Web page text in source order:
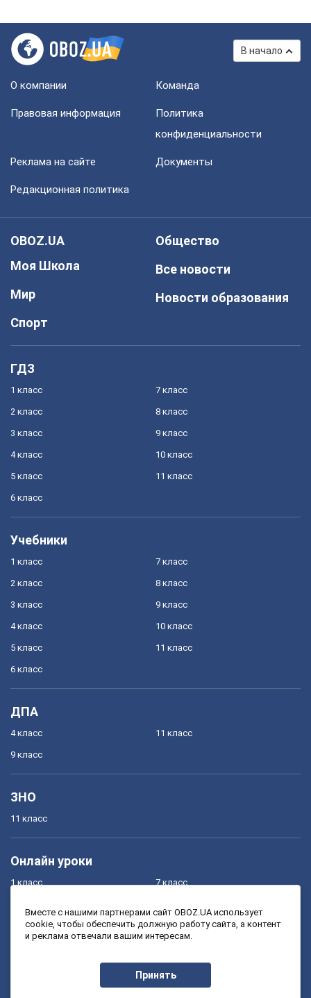
В начало
О компании Команда
Правовая информация
Политика
конфиденциальности
Реклама на сайте Документы
Редакционная политика
OBOZ.UA
Моя Школа
Мир
Спорт
Общество
Все новости
Новости образования
ГДЗ
1 класс
2 класс
3 класс
4 класс
5 класс
6 класс
7 класс
8 класс
9 класс
10 класс
11 класс
Учебники
1 класс
2 класс
3 класс
4 класс
5 класс
6 класс
7 класс
8 класс
9 класс
10 класс
11 класс
ДПА
4 класс
9 класс
11 класс
ЗНО
11 класс
Онлайн уроки
1 класс
3 класс
7 класс
9 класс
Вместе с нашими партнерами сайт OBOZ.UA использует
cookie, чтобы обеспечить должную работу сайта, а контент
и реклама отвечали вашим интересам.
Принять